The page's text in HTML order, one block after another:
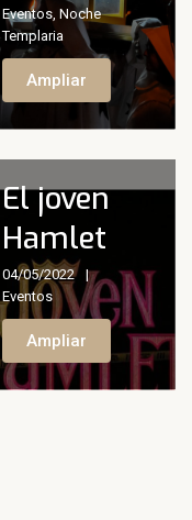
Eventos, Noche
Templaria
Ampliar
El joven
Hamlet
04/05/2022
Eventos
Ampliar